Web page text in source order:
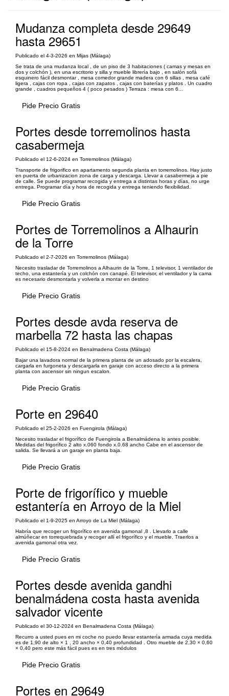
Mudanza completa desde 29649
hasta 29651
Publicado el 4-3-2026 en Mijas (Málaga)
Se trata de una mudanza local , de un piso de 3 habitaciones ( camas y mesas en
dos y colchón ), en una escritorio y silla y mueble librería bajo , en salón sofá
esquinero fácil desmontar , mesa comedor grande madera con 6 sillas , mesa café
ligera , cajas con ropa , cajas con zapatos , cajas con baterías y platos . Un cuadro
grande , cuadros pequeños 4 ( poco pesados ) Terraza : mesa con 6...
Pide Precio Gratis
Portes desde torremolinos hasta
casabermeja
Publicado el 12-6-2024 en Torremolinos (Málaga)
Transporte de frigorifico en apartamento segunda planta en torremolinos. Hay justo
en puerta de urbanizacion zona de carga y descarga. Llevar a casabermeja a pie
de calle. Se puede programar recogida y entrega a distintas horas y días, no urge
entrega. Programar día y hora de recogida y entrega teniendo flexibilidad.
Pide Precio Gratis
Portes de Torremolinos a Alhaurin
de la Torre
Publicado el 2-7-2026 en Torremolinos (Málaga)
Necesito trasladar de Torremolinos a Alhaurin de la Torre, 1 televisor, 1 ventilador de
techo, una estantería y un colchón con canapé. El televisor, el ventilador y la cama
es necesario desmontarla y volverla a montar en destino
Pide Precio Gratis
Portes desde avda reserva de
marbella 72 hasta las chapas
Publicado el 15-8-2024 en Benalmadena Costa (Málaga)
Bajar una lavadora normal de la primera planta de un adosado por la escalera,
cargarla en furgoneta y descargarla en garaje con acceso directo a la primera
planta con ascensor sin ningun escalon.
Pide Precio Gratis
Porte en 29640
Publicado el 25-2-2026 en Fuengirola (Málaga)
Necesito trasladar el frigorífico de Fuengirola a Benalmádena lo antes posible.
Medidas del frigorífico 2 alto x.060 fondo x.0.68 ancho Cabe en el ascensor de
salida. Se llevará a un garaje en planta baja.
Pide Precio Gratis
Porte de frigorífico y mueble
estantería en Arroyo de la Miel
Publicado el 1-9-2025 en Arroyo de La Miel (Málaga)
Habría que recoger un frigorífico en avenida gamonal ,8 . Llevarlo a calle
almúñecar en torrequebrada y recoger allí el frigorífico y el mueble. Traerlos a
avenida gamonal otra vez.
Pide Precio Gratis
Portes desde avenida gandhi
benalmádena costa hasta avenida
salvador vicente
Publicado el 30-12-2024 en Benalmadena Costa (Málaga)
Recurro a usted pues en mi coche no puedo llevar estantería armada cuya medida
es de 1,90 de alto × 1 , 20 ancho × 0,40 profundidad . Otro mueble de 2,30 × 0,60
× 0,40 pero este más fácil pues es en tres módulos
Pide Precio Gratis
Portes en 29649